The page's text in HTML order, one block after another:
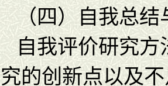
（四）自我总结
自我评价研究方
究的创新点以及